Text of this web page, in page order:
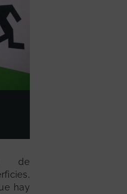
de
hay